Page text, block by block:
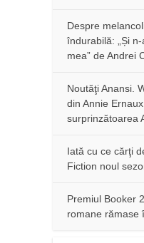
Despre
îndurabilă: „Și
mea” de Andrei
Noutăţi Anansi.
din Annie
surprinzătoarea
Iată cu ce cărţi
Fiction noul
Premiul Booker
romane rămase